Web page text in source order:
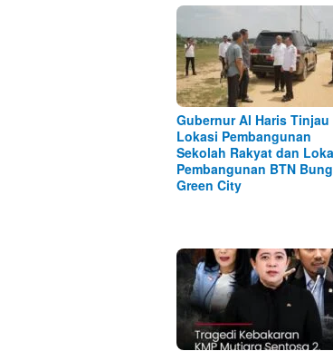
Gubernur Al Haris Tinjau
Lokasi Pembangunan
Sekolah Rakyat dan
Pembangunan BTN
Green City